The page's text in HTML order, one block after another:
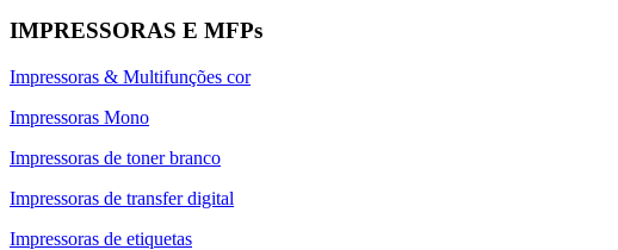
IMPRESSORAS E MFPs
Impressoras & Multifunções cor
Impressoras Mono
Impressoras de toner branco
Impressoras de transfer digital
Impressoras de etiquetas